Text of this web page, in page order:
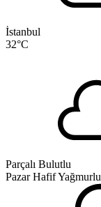
İstanbul
32°C
Parçalı Bulutlu
Pazar Hafif Yağmurlu